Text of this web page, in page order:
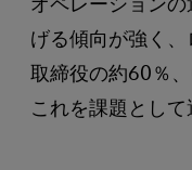
げる傾向が強く
取締役の約60％
これを課題として